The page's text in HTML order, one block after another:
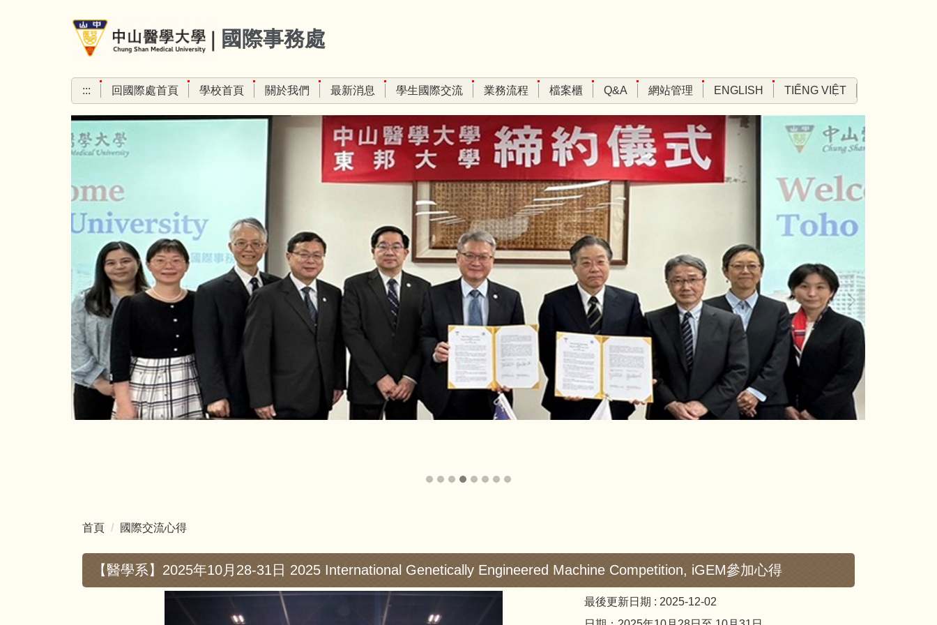
國際事務處
::: 回國際處首頁 學校首頁 關於我們 最新消息 學生國際交流 業務流程 檔案櫃 Q&A 網站管理 ENGLISH TIẾNG VIỆT
首頁 國際交流心得
【醫學系】2025年10月28-31日 2025 International Genetically Engineered Machine Competition, iGEM參加心得
最後更新日期 : 2025-12-02